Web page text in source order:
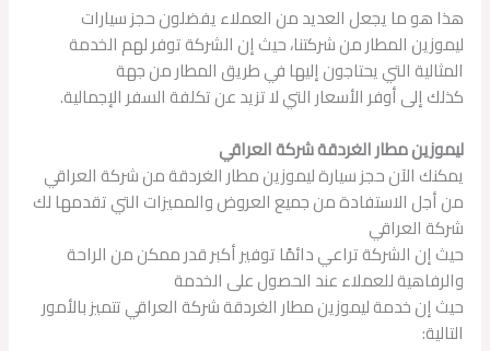
هذا هو ما يجعل العديد من العملاء يفضلون حجز سيارات
ليموزين المطار من شركتنا، حيث إن الشركة توفر لهم الخدمة
المثالية التي يحتاجون إليها في طريق المطار من جهة
كذلك إلى أوفر الأسعار التي لا تزيد عن تكلفة السفر الإجمالية.
ليموزين مطار الغردقة شركة العراقي
يمكنك الآن حجز سيارة ليموزين مطار الغردقة من شركة العراقي
من أجل الاستفادة من جميع العروض والمميزات التي تقدمها لك
شركة العراقي
حيث إن الشركة تراعي دائمًا توفير أكبر قدر ممكن من الراحة
والرفاهية للعملاء عند الحصول على الخدمة
حيث إن خدمة ليموزين مطار الغردقة شركة العراقي تتميز بالأمور
التالية: